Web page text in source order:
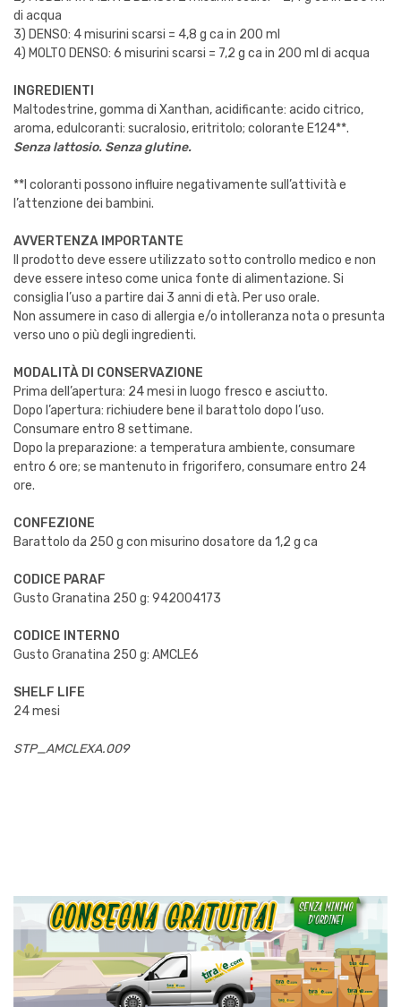
di acqua
3) DENSO: 4 misurini scarsi = 4,8 g ca in 200 ml
4) MOLTO DENSO: 6 misurini scarsi = 7,2 g ca in 200 ml di acqua
INGREDIENTI
Maltodestrine, gomma di Xanthan, acidificante: acido citrico,
aroma, edulcoranti: sucralosio, eritritolo; colorante E124**.
Senza lattosio. Senza glutine.​
**I coloranti possono influire negativamente sull’attività e
l’attenzione dei bambini.
AVVERTENZA IMPORTANTE
Il prodotto deve essere utilizzato sotto controllo medico e non
deve essere inteso come unica fonte di alimentazione. Si
consiglia l’uso a partire dai 3 anni di età. Per uso orale.
Non assumere in caso di allergia e/o intolleranza nota o presunta
verso uno o più degli ingredienti.
MODALITÀ DI CONSERVAZIONE
Prima dell’apertura: 24 mesi in luogo fresco e asciutto.
Dopo l’apertura: richiudere bene il barattolo dopo l’uso.
Consumare entro 8 settimane.
Dopo la preparazione: a temperatura ambiente, consumare
entro 6 ore; se mantenuto in frigorifero, consumare entro 24
ore.
CONFEZIONE
Barattolo da 250 g con misurino dosatore da 1,2 g ca
CODICE PARAF
Gusto Granatina 250 g: 942004173
CODICE INTERNO
Gusto Granatina 250 g: AMCLE6
SHELF LIFE
24 mesi
STP_AMCLEXA.009